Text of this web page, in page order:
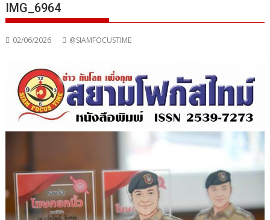
IMG_6964
02/06/2026 @SIAMFOCUSTIME